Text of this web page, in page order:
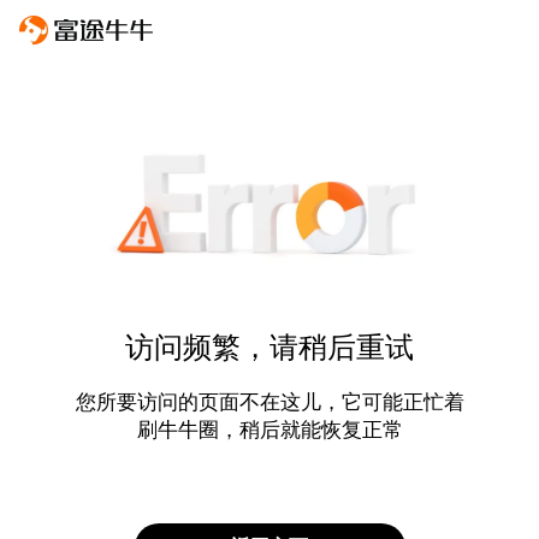
访问频繁，请稍后重试
您所要访问的页面不在这儿，它可能正忙着
刷牛牛圈，稍后就能恢复正常